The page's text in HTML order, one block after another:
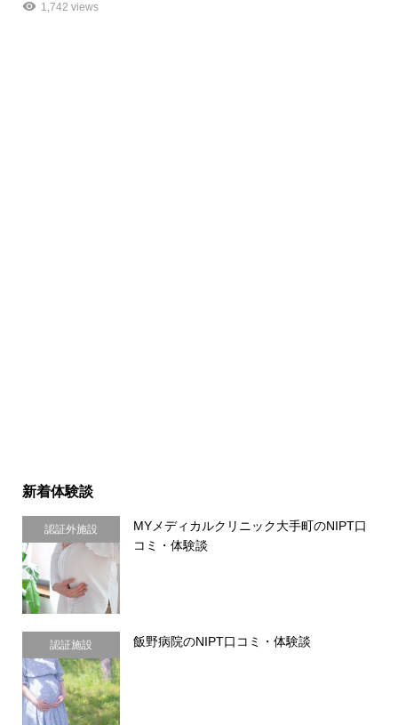
1,742 views
新着体験談
認証外施設
MYメディカルクリニック大手町のNIPT口
コミ・体験談
認証施設 飯野病院のNIPT口コミ・体験談